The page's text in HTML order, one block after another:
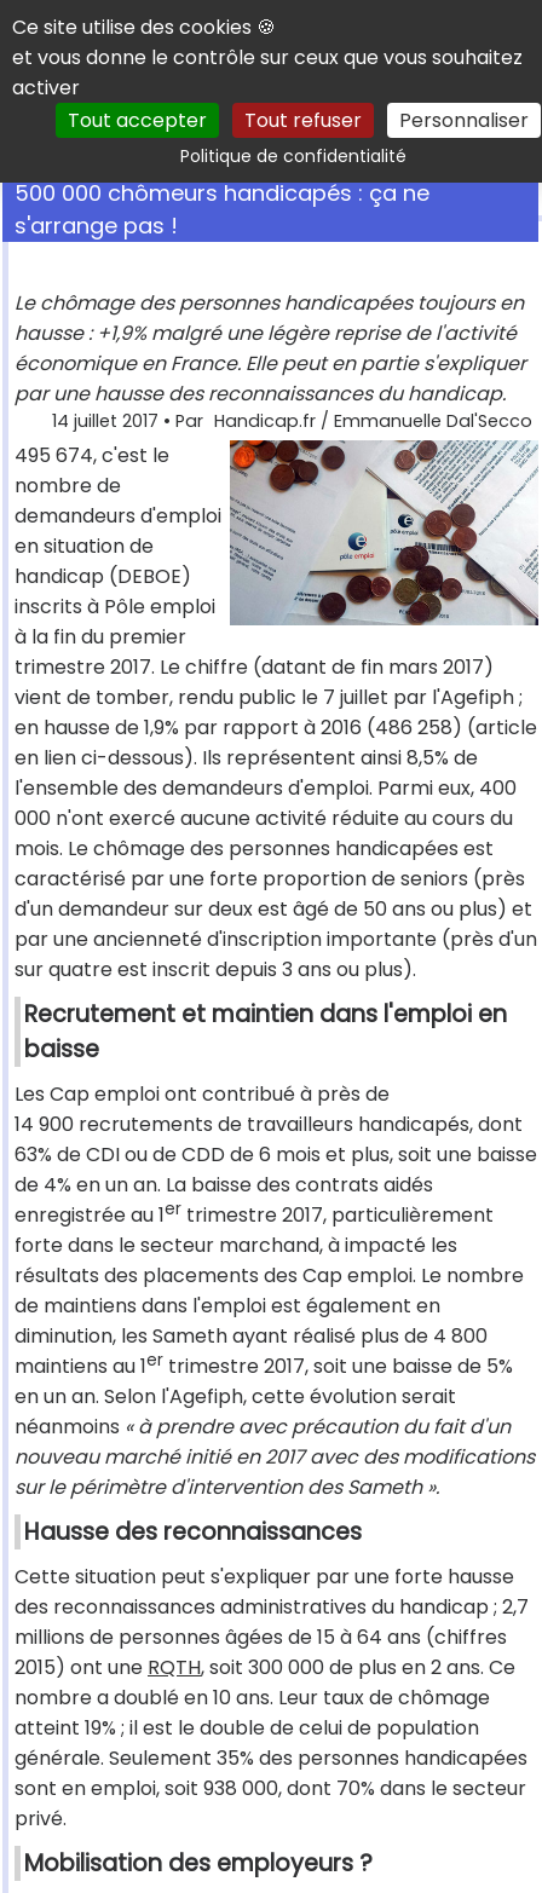
Panneau de gestion des cookies
Ce site utilise des cookies 🍪
et vous donne le contrôle sur ceux que vous souhaitez
activer
Tout accepter
Tout refuser Personnaliser
Politique de confidentialitéRechercher
500 000 chômeurs handicapés : ça ne
s'arrange pas !
Le chômage des personnes handicapées toujours en
hausse : +1,9% malgré une légère reprise de l'activité
économique en France. Elle peut en partie s'expliquer
par une hausse des reconnaissances du handicap.
14 juillet 2017 • Par Handicap.fr / Emmanuelle Dal'Secco
495 674, c'est le
nombre de
demandeurs d'emploi
en situation de
handicap (DEBOE)
inscrits à Pôle emploi
à la fin du premier
trimestre 2017. Le chiffre (datant de fin mars 2017)
vient de tomber, rendu public le 7 juillet par l'Agefiph ;
en hausse de 1,9% par rapport à 2016 (486 258) (article
en lien ci-dessous). Ils représentent ainsi 8,5% de
l'ensemble des demandeurs d'emploi. Parmi eux, 400
000 n'ont exercé aucune activité réduite au cours du
mois. Le chômage des personnes handicapées est
caractérisé par une forte proportion de seniors (près
d'un demandeur sur deux est âgé de 50 ans ou plus) et
par une ancienneté d'inscription importante (près d'un
sur quatre est inscrit depuis 3 ans ou plus).
Recrutement et maintien dans l'emploi en
baisse
Les Cap emploi ont contribué à près de
14 900 recrutements de travailleurs handicapés, dont
63% de CDI ou de CDD de 6 mois et plus, soit une baisse
de 4% en un an. La baisse des contrats aidés
enregistrée au 1er trimestre 2017, particulièrement
forte dans le secteur marchand, à impacté les
résultats des placements des Cap emploi. Le nombre
de maintiens dans l'emploi est également en
diminution, les Sameth ayant réalisé plus de 4 800
maintiens au 1er trimestre 2017, soit une baisse de 5%
en un an. Selon l'Agefiph, cette évolution serait
néanmoins « à prendre avec précaution du fait d'un
nouveau marché initié en 2017 avec des modifications
sur le périmètre d'intervention des Sameth ».
Hausse des reconnaissances
Cette situation peut s'expliquer par une forte hausse
des reconnaissances administratives du handicap ; 2,7
millions de personnes âgées de 15 à 64 ans (chiffres
2015) ont une RQTH, soit 300 000 de plus en 2 ans. Ce
nombre a doublé en 10 ans. Leur taux de chômage
atteint 19% ; il est le double de celui de population
générale. Seulement 35% des personnes handicapées
sont en emploi, soit 938 000, dont 70% dans le secteur
privé.
Mobilisation des employeurs ?